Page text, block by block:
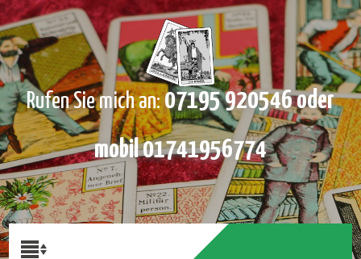
Rufen Sie mich an:07195 920546 oder
mobil 01741956774